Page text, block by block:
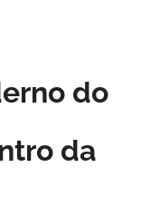
do
da